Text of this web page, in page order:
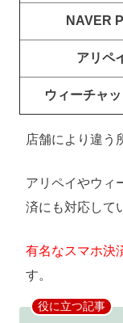
NAVER
アリペ
ウィーチャ
店舗により違う
アリペイやウィ
済にも対応して
有名なスマホ決
す。
役に立つ記事